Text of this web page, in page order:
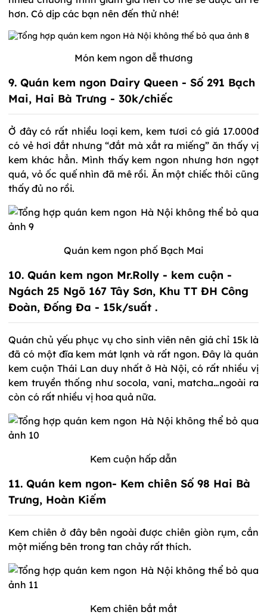
hơn. Có dịp các bạn nên đến thử nhé!
Món kem ngon dễ thương
9. Quán kem ngon Dairy Queen - Số 291 Bạch
Mai, Hai Bà Trưng - 30k/chiếc
Ở đây có rất nhiều loại kem, kem tươi có giá 17.000đ
có vẻ hơi đắt nhưng “đắt mà xắt ra miếng” ăn thấy vị
kem khác hẳn. Mình thấy kem ngon nhưng hơn ngọt
quá, vỏ ốc quế nhìn đã mê rồi. Ăn một chiếc thôi cũng
thấy đủ no rồi.
Quán kem ngon phố Bạch Mai
10. Quán kem ngon Mr.Rolly - kem cuộn -
Ngách 25 Ngõ 167 Tây Sơn, Khu TT ĐH Công
Đoàn, Đống Đa - 15k/suất .
Quán chủ yếu phục vụ cho sinh viên nên giá chỉ 15k là
đã có một đĩa kem mát lạnh và rất ngon. Đây là quán
kem cuộn Thái Lan duy nhất ở Hà Nội, có rất nhiều vị
kem truyền thống như socola, vani, matcha…ngoài ra
còn có rất nhiều vị hoa quả nữa.
Kem cuộn hấp dẫn
11. Quán kem ngon- Kem chiên Số 98 Hai Bà
Trưng, Hoàn Kiếm
Kem chiên ở đây bên ngoài được chiên giòn rụm, cắn
một miếng bên trong tan chảy rất thích.
Kem chiên bắt mắt